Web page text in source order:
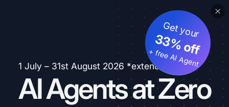
1 July – 31st August 2026 *extended
AI Agents at Zero
Get your
33% off
+ free AI Agent